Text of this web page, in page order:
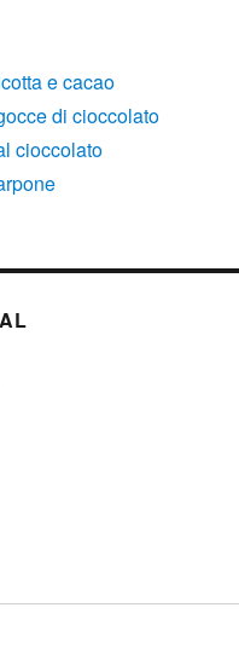
e cacao
di cioccolato
cioccolato